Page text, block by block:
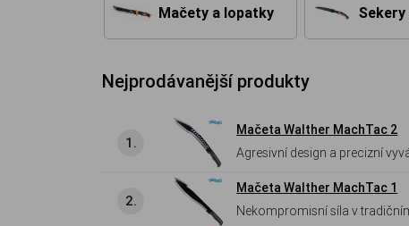
Mačety a lopatky Sekery
Nejprodávanější produkty
1.
Mačeta Walther MachTac 2
Agresivní design a precizní vyvážení Robustní mačeta se zkosenou 4,5 mm silnou
představuje ideální nástroj pro
2.
Mačeta Walther MachTac 1
Nekompromisní síla v tradičním provedení Robustní mačeta s masivní 4,5